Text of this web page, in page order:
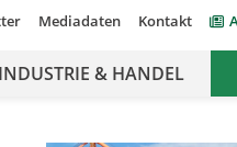
Mediadaten Kontakt
INDUSTRIE & HANDEL